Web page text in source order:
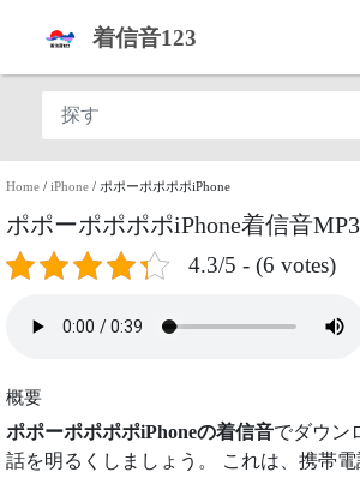
着信音123
Home / iPhone / ポポーポポポポiPhone
ポポーポポポポiPhone着信音
4.3/5 - (6 votes)
概要
ポポーポポポポiPhoneの着信音でダウン
話を明るくしましょう。 これは、携帯